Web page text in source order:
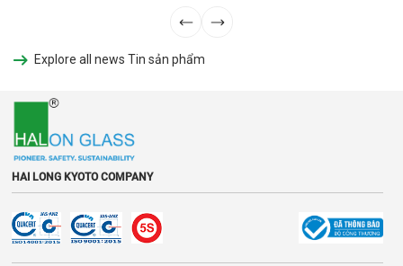
Explore all news Tin sản phẩm
HAI LONG KYOTO COMPANY